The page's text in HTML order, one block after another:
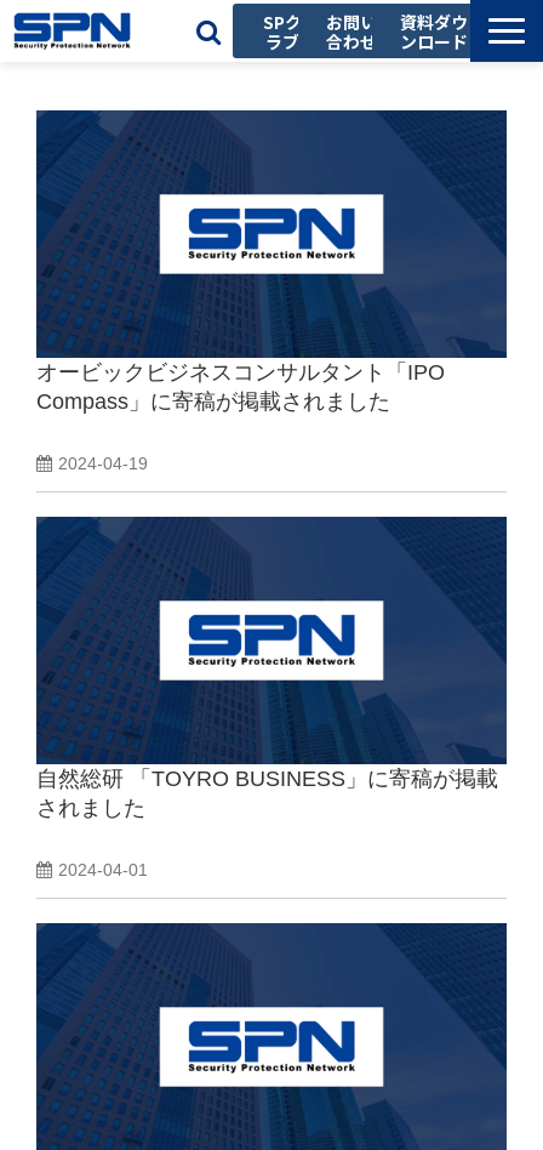
SPク
ラブ
お問い
合わせ
資料ダウ
ンロード
サービス一覧
お役立ち記事
セミナー
会社情報
採用情報
オービックビジネスコンサルタント「IPO
Compass」に寄稿が掲載されました
2024-04-19
自然総研 「TOYRO BUSINESS」に寄稿が掲載
されました
2024-04-01